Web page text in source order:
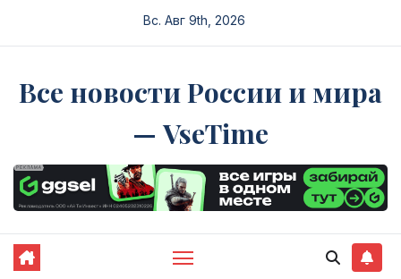
Вс. Авг 9th, 2026
Все новости России и мира
— VseTime